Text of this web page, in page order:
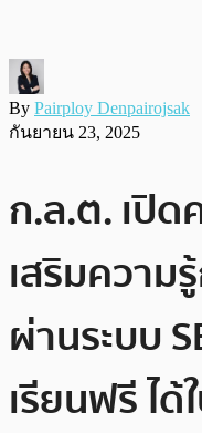
By Pairploy Denpairojsak
กันยายน 23, 2025
ก.ล.ต. เปิด
เสริมความ
ผ่านระบบ
เรียนฟรี ได้